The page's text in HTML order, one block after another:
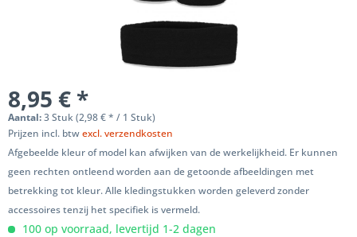
8,95 € *
Aantal:3 Stuk (2,98 € * / 1 Stuk)
Prijzen incl. btwexcl. verzendkosten
Afgebeelde kleur of model kan afwijken van de werkelijkheid. Er kunnen
geen rechten ontleend worden aan de getoonde afbeeldingen met
betrekking tot kleur. Alle kledingstukken worden geleverd zonder
accessoires tenzij het specifiek is vermeld.
100 op voorraad, levertijd 1-2 dagen